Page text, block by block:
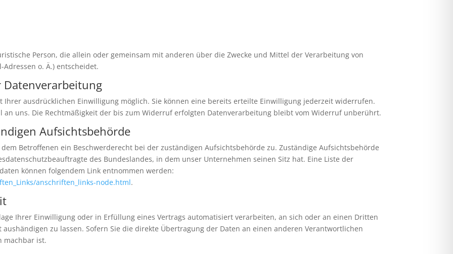
Person, die allein oder gemeinsam mit anderen über die Zwecke und Mittel der Verarbeitung von
o. Ä.) entscheidet.
Ihrer ausdrücklichen Einwilligung möglich. Sie können eine bereits erteilte Einwilligung jederzeit widerrufen.
uns. Die Rechtmäßigkeit der bis zum Widerruf erfolgten Datenverarbeitung bleibt vom Widerruf unberührt.
Aufsichtsbehörde
Betroffenen ein Beschwerderecht bei der zuständigen Aufsichtsbehörde zu. Zuständige Aufsichtsbehörde
des Bundeslandes, in dem unser Unternehmen seinen Sitz hat. Eine Liste der
können folgendem Link entnommen werden:
anschriften_links-node.html.
Ihrer Einwilligung oder in Erfüllung eines Vertrags automatisiert verarbeiten, an sich oder an einen Dritten
zu lassen. Sofern Sie die direkte Übertragung der Daten an einen anderen Verantwortlichen
machbar ist.